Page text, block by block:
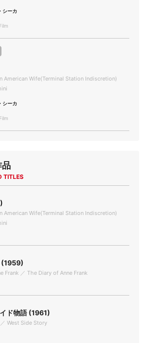
シーカ
American Wife(Terminal Station Indiscretion)
シーカ
品
TITLES
American Wife(Terminal Station Indiscretion)
(1959)
Frank ／ The Diary of Anne Frank
ド物語 (1961)
West Side Story